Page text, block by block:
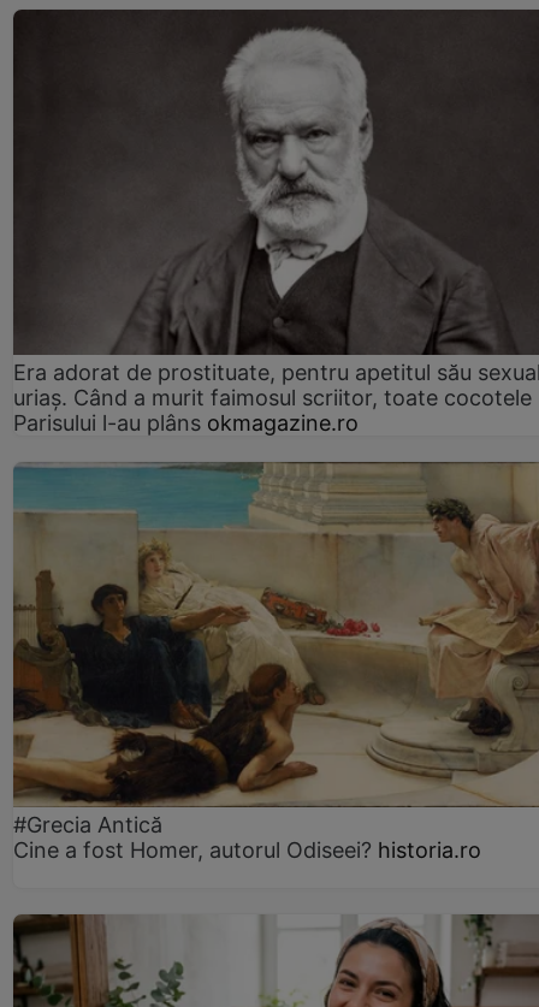
Era adorat de prostituate, pentru apetitul său
uriaș. Când a murit faimosul scriitor, toate cocotele
Parisului l-au plâns okmagazine.ro
#Grecia Antică
Cine a fost Homer, autorul Odiseei? historia.ro